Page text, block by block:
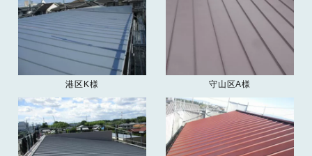
港区K様 守山区A様